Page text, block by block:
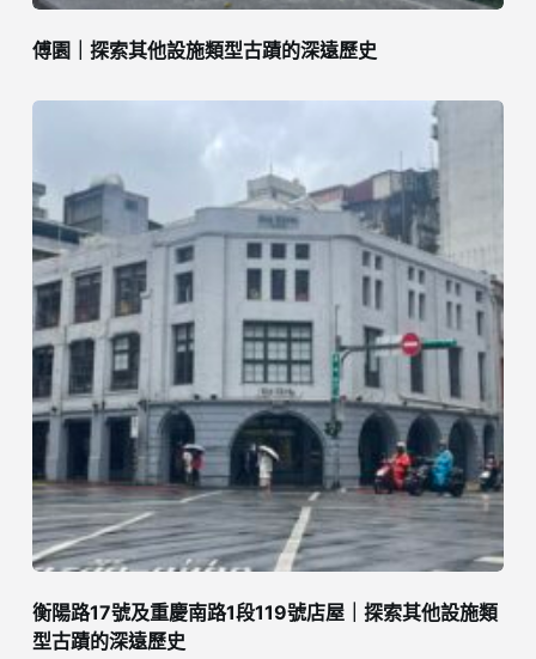
傅園｜探索其他設施類型古蹟的深遠歷史
衡陽路17號及重慶南路1段119號店屋｜探索其他設施類
型古蹟的深遠歷史